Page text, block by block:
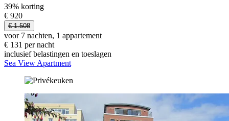
39% korting
€ 920
€ 1.508
voor 7 nachten, 1 appartement
€ 131 per nacht
inclusief belastingen en toeslagen
Sea View Apartment